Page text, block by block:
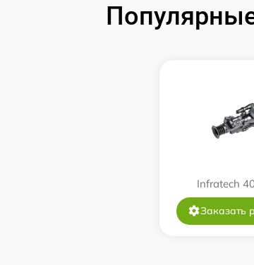
Прошивка (Обновление ПО)
Восстановление после
Infratech
Заказать